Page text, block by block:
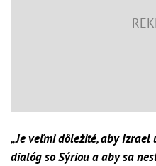
„Je veľmi dôležité, aby
dialóg so Sýriou a aby sa